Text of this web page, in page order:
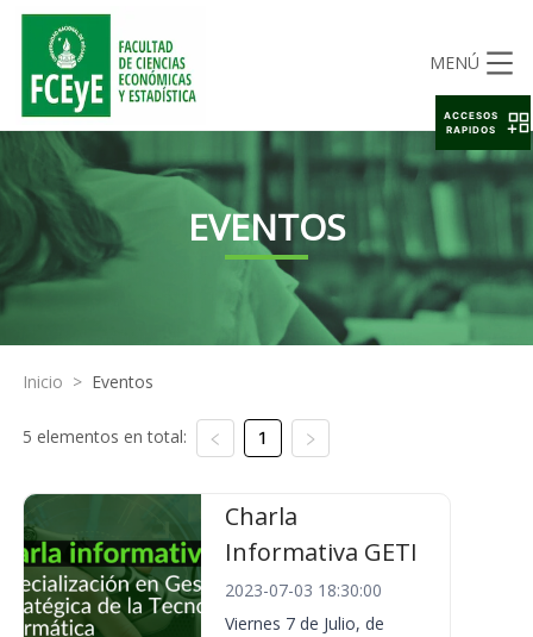
MENÚ
EVENTOS
Inicio > Eventos
5 elementos en total: 1
Charla
Informativa GETI
2023-07-03 18:30:00
Viernes 7 de Julio, de
ACCESOS
RAPIDOS